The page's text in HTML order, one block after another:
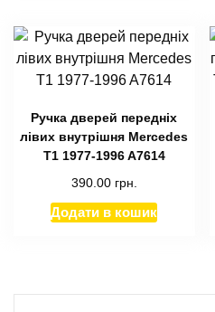
Ручка дверей передніх
лівих внутрішня Mercedes
T1 1977-1996 A7614
390.00 грн.
Додати в кошик